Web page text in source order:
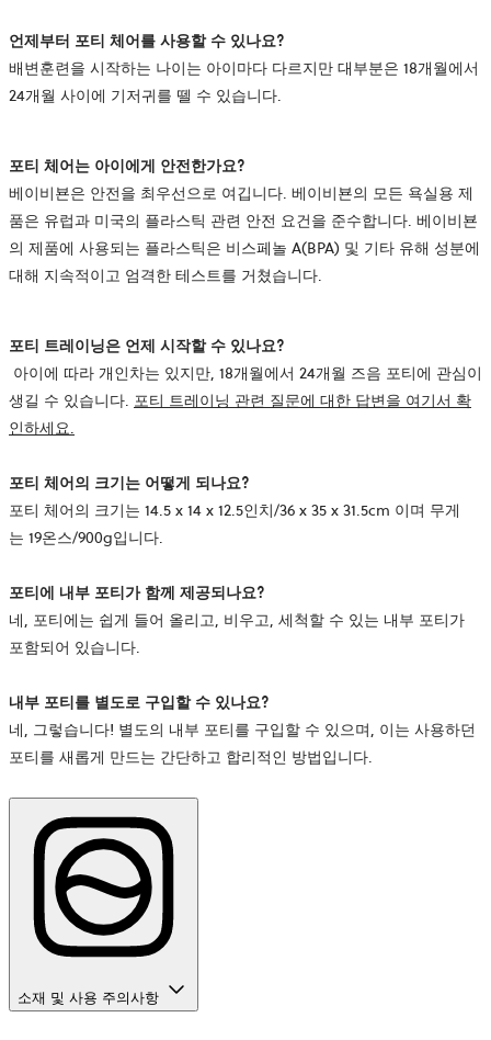
언제부터 포티 체어를 사용할 수 있나요?
배변훈련을 시작하는 나이는 아이마다 다르지만 대부분은 18개월에서
24개월 사이에 기저귀를 뗄 수 있습니다.
포티 체어는 아이에게 안전한가요?
베이비뵨은 안전을 최우선으로 여깁니다. 베이비뵨의 모든 욕실용 제
품은 유럽과 미국의 플라스틱 관련 안전 요건을 준수합니다. 베이비뵨
의 제품에 사용되는 플라스틱은 비스페놀 A(BPA) 및 기타 유해 성분에
대해 지속적이고 엄격한 테스트를 거쳤습니다.
포티 트레이닝은 언제 시작할 수 있나요?
아이에 따라 개인차는 있지만, 18개월에서 24개월 즈음 포티에 관심이
생길 수 있습니다. 포티 트레이닝 관련 질문에 대한 답변을 여기서 확
인하세요.
포티 체어의 크기는 어떻게 되나요?
포티 체어의 크기는 14.5 x 14 x 12.5인치/36 x 35 x 31.5cm 이며 무게
는 19온스/900g입니다.
포티에 내부 포티가 함께 제공되나요?
네, 포티에는 쉽게 들어 올리고, 비우고, 세척할 수 있는 내부 포티가
포함되어 있습니다.
내부 포티를 별도로 구입할 수 있나요?
네, 그렇습니다! 별도의 내부 포티를 구입할 수 있으며, 이는 사용하던
포티를 새롭게 만드는 간단하고 합리적인 방법입니다.
소재 및 사용 주의사항